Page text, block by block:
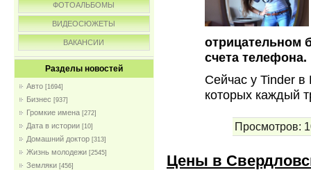
ФОТОАЛЬБОМЫ
ВИДЕОСЮЖЕТЫ
ВАКАНСИИ
Разделы новостей
Авто [1694]
Бизнес [937]
Громкие имена [272]
Дата в истории [10]
Домашний доктор [313]
Жизнь молодежи [2545]
Земляки [456]
отрицательном
счета телефона.
Сейчас у Tinder в
которых каждый
Просмотров:
Цены в